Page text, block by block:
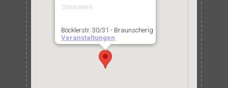
Stereowerk
Böcklerstr. 30/31 - Braunscherig
Veranstaltungen